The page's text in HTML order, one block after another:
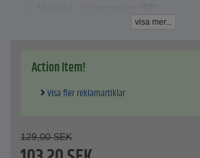
visa mer...
Action Item!
Visa fler reklamartiklar
129,00 SEK